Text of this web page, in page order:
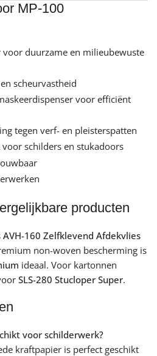
MP-100
voor duurzame en milieubewuste
scheurvastheid
voor efficiënt
tegen verf- en pleisterspatten
schilders en stukadoors
producten
AVH-160 Zelfklevend Afdekvlies
non-woven bescherming is
ideaal. Voor kartonnen
SLS-280 Stucloper Super.
voor schilderwerk?
kraftpapier is perfect geschikt